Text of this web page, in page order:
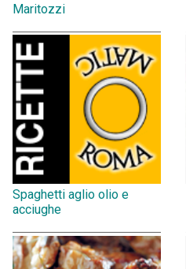
Maritozzi
Spaghetti aglio olio e
acciughe